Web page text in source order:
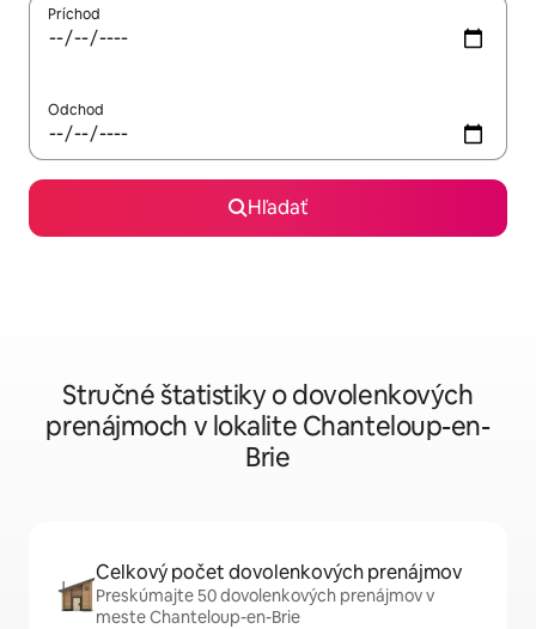
Príchod
Odchod
Hľadať
Stručné štatistiky o dovolenkových
prenájmoch v lokalite Chanteloup-en-
Brie
Celkový počet dovolenkových prenájmov
Preskúmajte 50 dovolenkových prenájmov v
meste Chanteloup-en-Brie